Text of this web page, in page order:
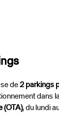
de2 parkings
dans
(OTA), du lundi